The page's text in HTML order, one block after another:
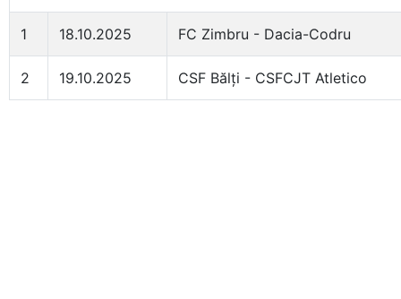
1 18.10.2025 FC Zimbru - Dacia-Codru
2 19.10.2025 CSF Bălți - CSFCJT Atletico